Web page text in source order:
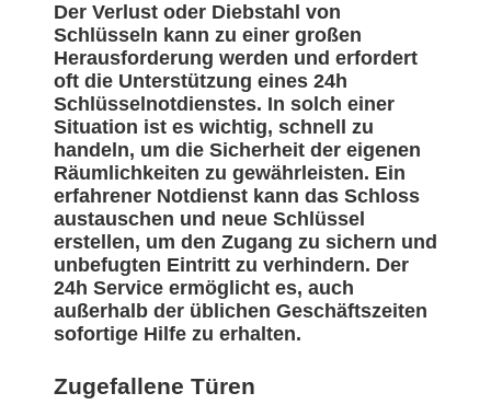
Der Verlust oder Diebstahl von
Schlüsseln kann zu einer großen
Herausforderung werden und erfordert
oft die Unterstützung eines 24h
Schlüsselnotdienstes. In solch einer
Situation ist es wichtig, schnell zu
handeln, um die Sicherheit der eigenen
Räumlichkeiten zu gewährleisten. Ein
erfahrener Notdienst kann das Schloss
austauschen und neue Schlüssel
erstellen, um den Zugang zu sichern und
unbefugten Eintritt zu verhindern. Der
24h Service ermöglicht es, auch
außerhalb der üblichen Geschäftszeiten
sofortige Hilfe zu erhalten.
Zugefallene Türen